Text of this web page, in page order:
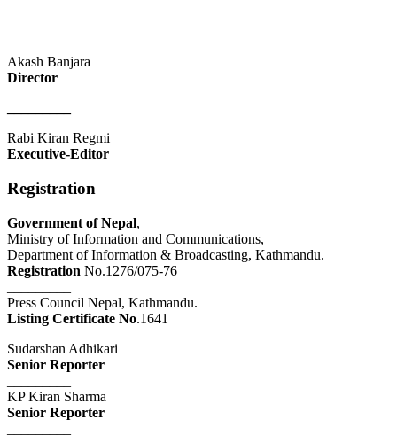
Akash Banjara
Director
Rabi Kiran Regmi
Executive-Editor
Registration
Government of Nepal,
Ministry of Information and Communications,
Department of Information & Broadcasting, Kathmandu.
Registration No.1276/075-76
Press Council Nepal, Kathmandu.
Listing Certificate No.1641
Sudarshan Adhikari
Senior Reporter
KP Kiran Sharma
Senior Reporter